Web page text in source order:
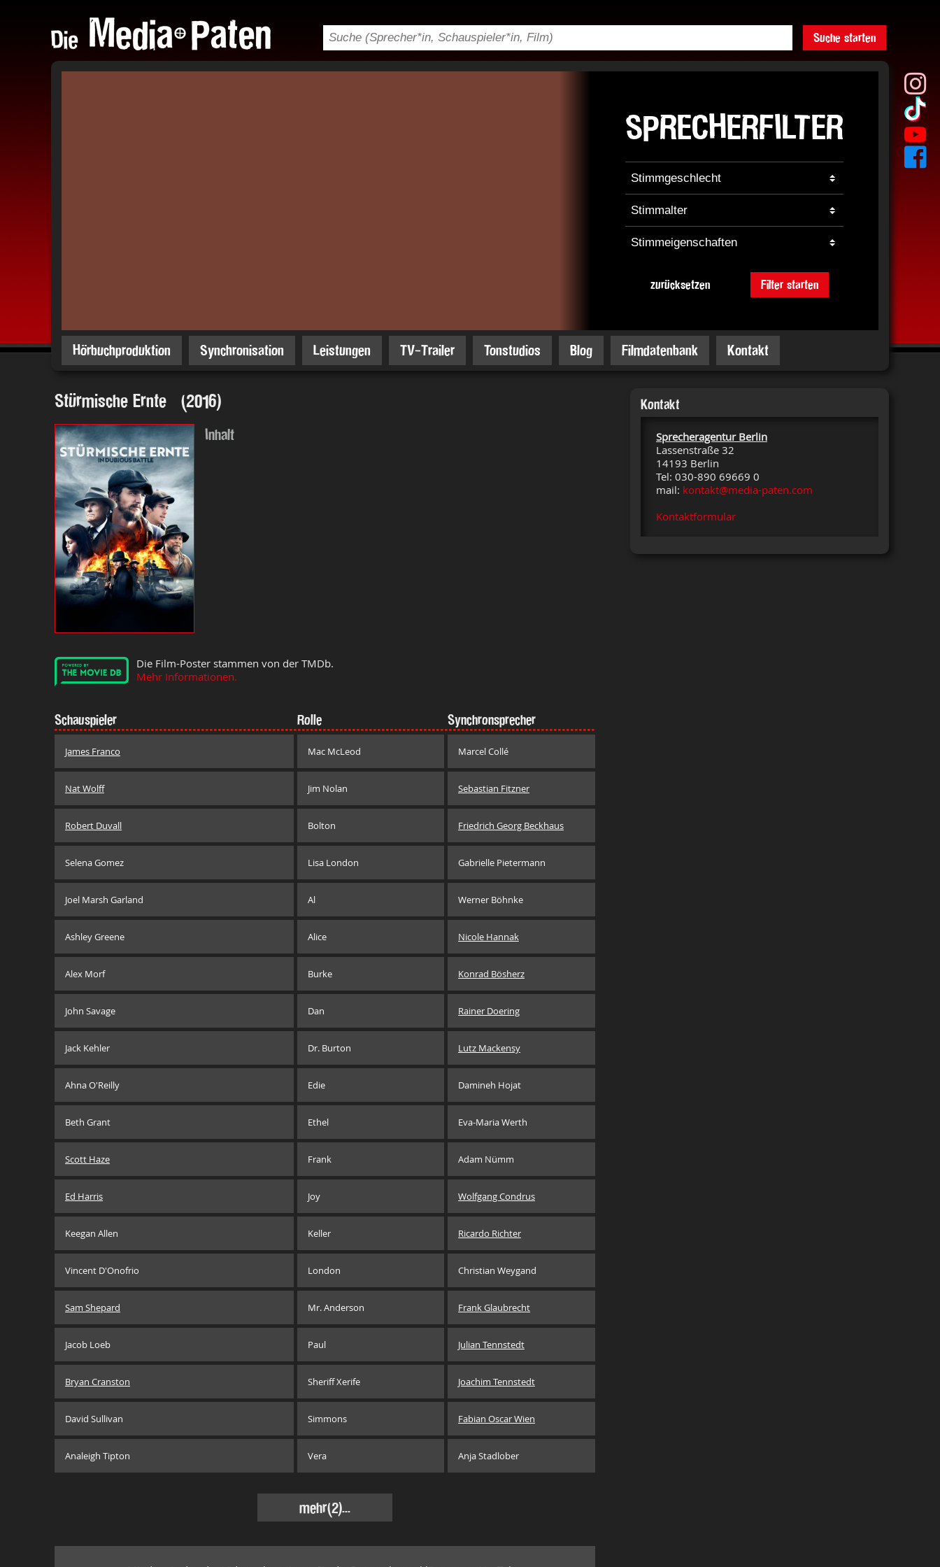
Suche starten
SPRECHERFILTER
zurücksetzen Filter starten
Hörbuchproduktion Synchronisation Leistungen TV-Trailer Tonstudios Blog Filmdatenbank Kontakt
Stürmische Ernte (2016)
Inhalt
Die Film-Poster stammen von der TMDb.
Mehr Informationen.
Schauspieler Rolle Synchronsprecher
James Franco Mac McLeod Marcel Collé
Nat Wolff Jim Nolan Sebastian Fitzner
Robert Duvall Bolton Friedrich Georg Beckhaus
Selena Gomez Lisa London Gabrielle Pietermann
Joel Marsh Garland Al Werner Böhnke
Ashley Greene Alice Nicole Hannak
Alex Morf Burke Konrad Bösherz
John Savage Dan Rainer Doering
Jack Kehler Dr. Burton Lutz Mackensy
Ahna O'Reilly Edie Damineh Hojat
Beth Grant Ethel Eva-Maria Werth
Scott Haze Frank Adam Nümm
Ed Harris Joy Wolfgang Condrus
Keegan Allen Keller Ricardo Richter
Vincent D'Onofrio London Christian Weygand
Sam Shepard Mr. Anderson Frank Glaubrecht
Jacob Loeb Paul Julian Tennstedt
Bryan Cranston Sheriff Xerife Joachim Tennstedt
David Sullivan Simmons Fabian Oscar Wien
Analeigh Tipton Vera Anja Stadlober
mehr(2)...
Kontakt
Sprecheragentur Berlin
Lassenstraße 32
14193 Berlin
Tel: 030-890 69669 0
mail: kontakt@media-paten.com
Kontaktformular